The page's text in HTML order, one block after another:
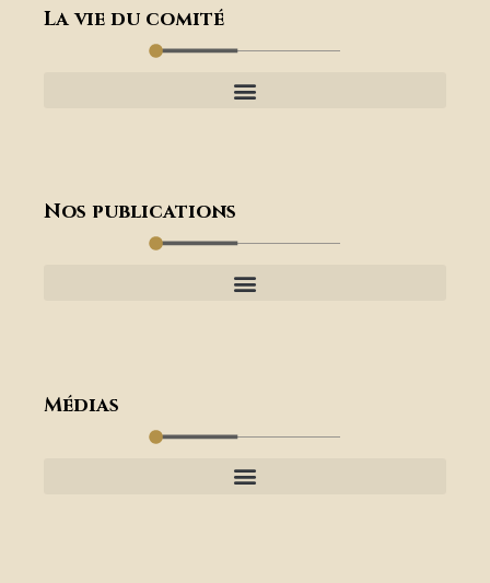
La vie du comité
Nos publications
Médias